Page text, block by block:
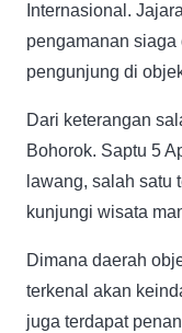
Internasional.
pengamanan siaga
pengunjung di
Dari keterangan
Bohorok. Saptu 5
lawang, salah satu
kunjungi wisata
Dimana daerah
terkenal akan
juga terdapat